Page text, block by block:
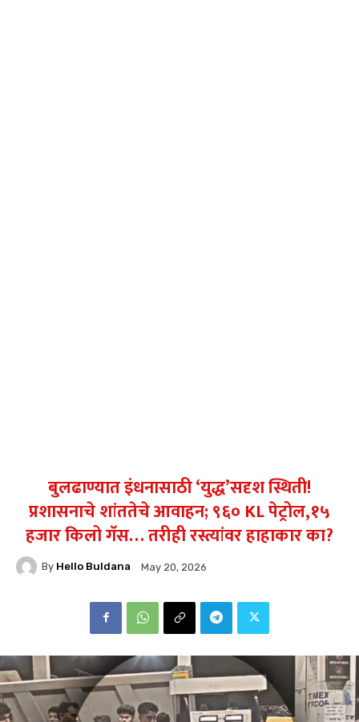
बुलढाण्यात इंधनासाठी ‘युद्ध’सदृश स्थिती!
प्रशासनाचे शांततेचे आवाहन; ९६० KL पेट्रोल,१५
हजार किलो गॅस… तरीही रस्त्यांवर हाहाकार का?
By Hello Buldana May 20, 2026